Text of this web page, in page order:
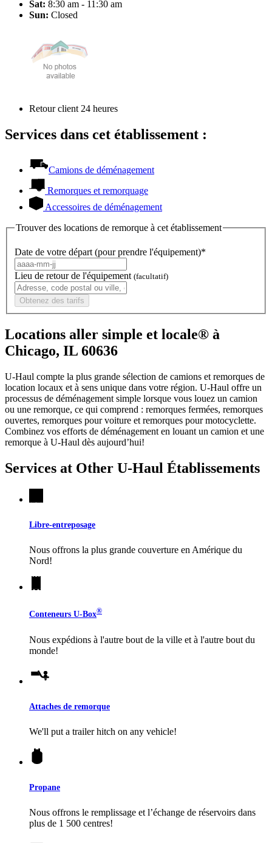
Sat: 8:30 am - 11:30 am
Sun: Closed
Retour client 24 heures
Services dans cet établissement :
Camions de déménagement
Remorques et remorquage
Accessoires de déménagement
Trouver des locations de remorque à cet établissement
Date de votre départ (pour prendre l'équipement)*
Lieu de retour de l'équipement (facultatif)
Obtenez des tarifs
Locations aller simple et locale® à
Chicago, IL 60636
U-Haul compte la plus grande sélection de camions et remorques de
location locaux et à sens unique dans votre région. U-Haul offre un
processus de déménagement simple lorsque vous louez un camion
ou une remorque, ce qui comprend : remorques fermées, remorques
ouvertes, remorques pour voiture et remorques pour motocyclette.
Combinez vos efforts de déménagement en louant un camion et une
remorque à U-Haul dès aujourd’hui!
Services at Other U-Haul Établissements
Libre-entreposage
Nous offrons la plus grande couverture en Amérique du
Nord!
Conteneurs U-Box®
Nous expédions à l'autre bout de la ville et à l'autre bout du
monde!
Attaches de remorque
We'll put a trailer hitch on any vehicle!
Propane
Nous offrons le remplissage et l’échange de réservoirs dans
plus de 1 500 centres!